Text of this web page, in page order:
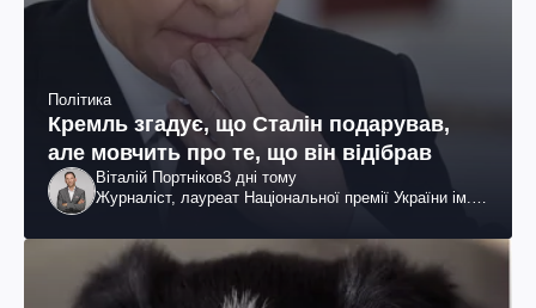
Політика
Кремль згадує, що Сталін подарував,
але мовчить про те, що він відібрав
Віталій Портніков3 дні тому
Журналіст, лауреат Національної премії України ім.